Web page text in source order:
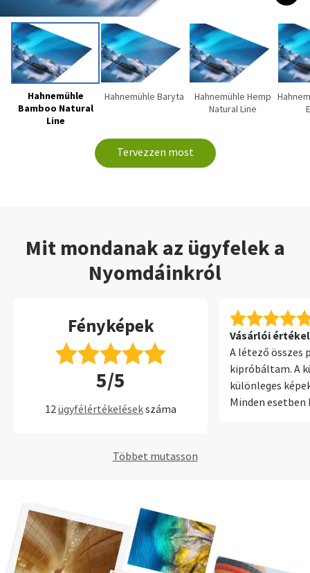
Hahnemühle
Bamboo Natural
Line
Hahnemühle Baryta
Hahnemühle Hemp
Natural Line
Tervezzen most
Mit mondanak az ügyfelek a
Nyomdáinkról
Fényképek
5/5
12ügyfélértékelésekszáma
Vásárlói
A létező összes
kipróbáltam. A
különleges
Minden
Többet mutasson